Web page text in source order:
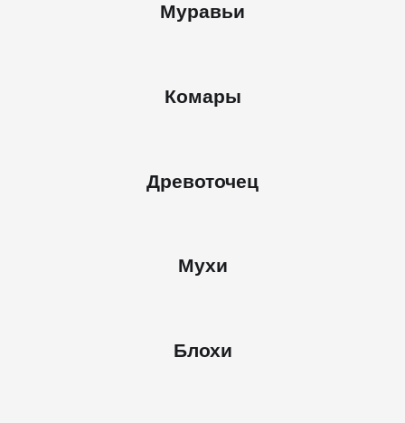
Муравьи
Комары
Древоточец
Мухи
Блохи